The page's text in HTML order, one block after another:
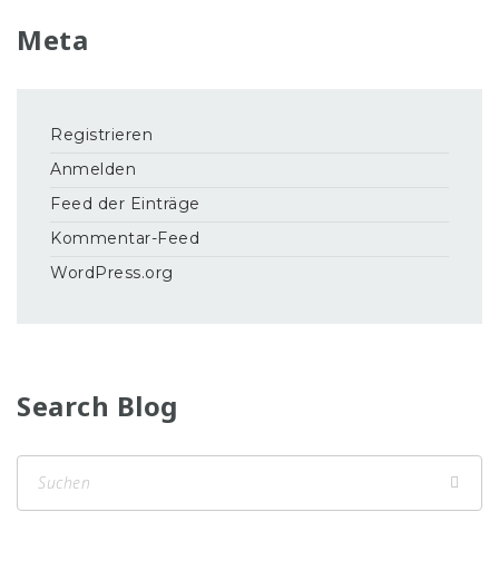
Meta
Registrieren
Anmelden
Feed der Einträge
Kommentar-Feed
WordPress.org
Search Blog